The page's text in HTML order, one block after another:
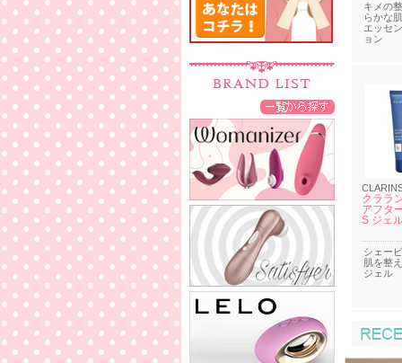
キメの
らかな
エッセ
ョン
クララ
アフタ
S ジェ
シェー
肌を整
ジェル